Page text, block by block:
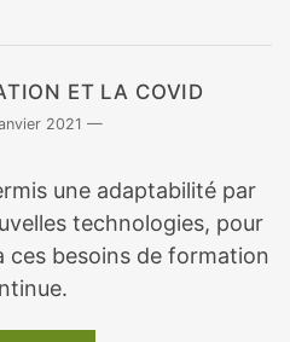
ET LA COVID
2021
une adaptabilité par
technologies, pour
ces besoins de formation